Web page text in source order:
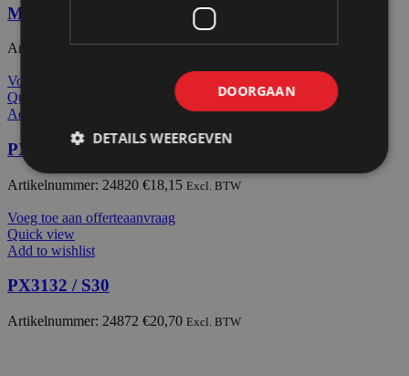
MEGA O
Artikelnummer: 24583€85,65 Excl. BTW
Voeg toe aan offerteaanvraag
Quick view
Add to wishlist
PX2119
Artikelnummer: 24820 €18,15 Excl. BTW
Voeg toe aan offerteaanvraag
Quick view
Add to wishlist
PX3132 / S30
Artikelnummer: 24872 €20,70 Excl. BTW
DOORGAAN
DETAILS WEERGEVEN